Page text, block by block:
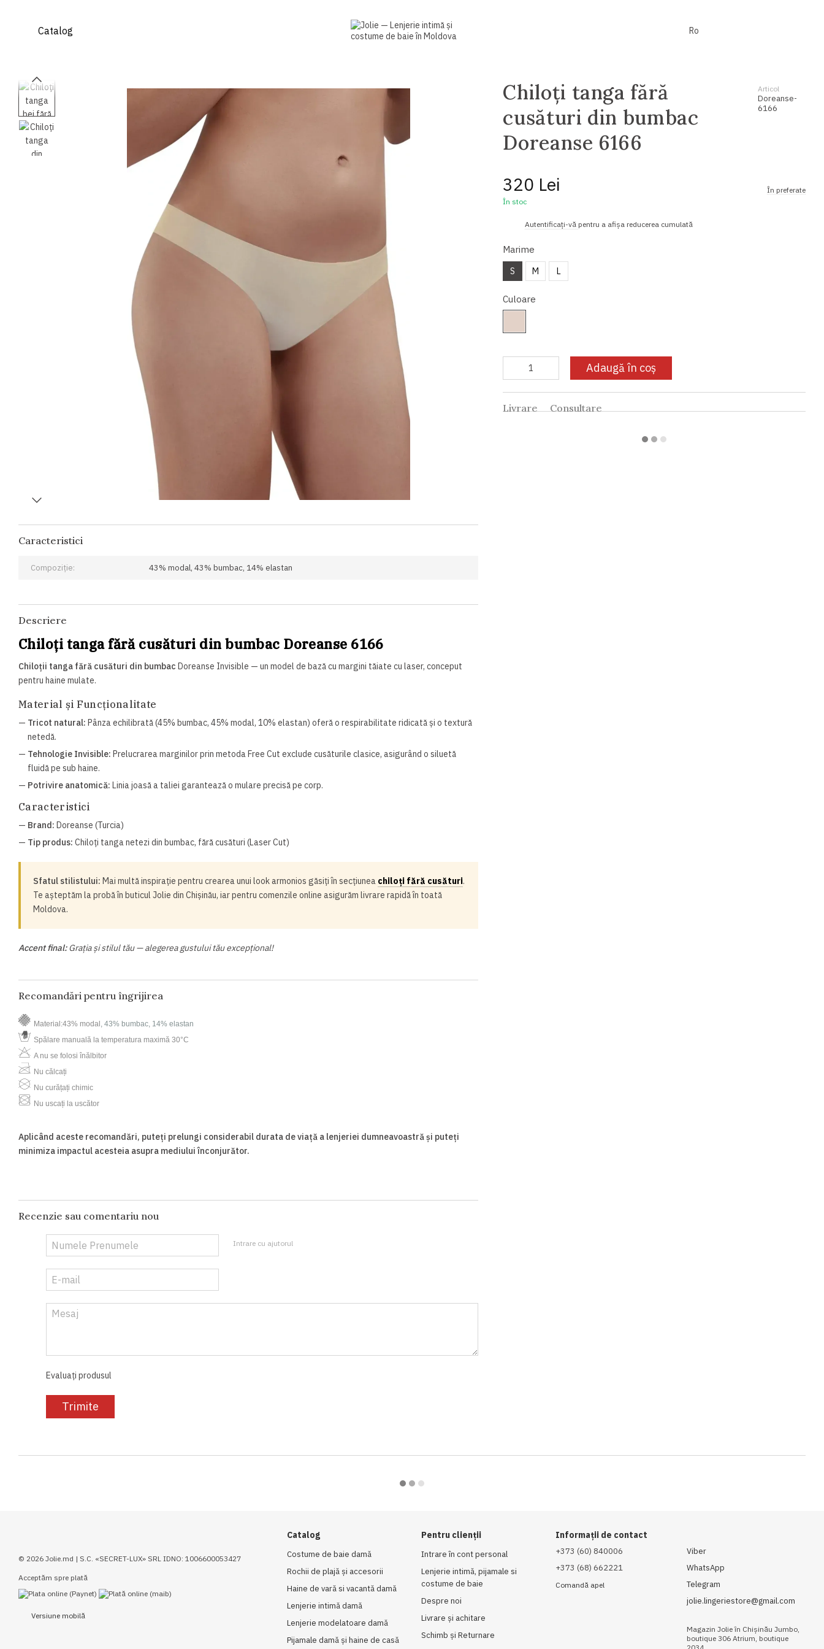
Catalog Ro
Caracteristici
Compoziție: 43% modal, 43% bumbac, 14% elastan
Descriere
Chiloți tanga fără cusături din bumbac Doreanse 6166
Chiloții tanga fără cusături din bumbac Doreanse Invisible — un model de bază cu margini tăiate cu laser, conceput
pentru haine mulate.
Material și Funcționalitate
— Tricot natural: Pânza echilibrată (45% bumbac, 45% modal, 10% elastan) oferă o respirabilitate ridicată și o textură
netedă.
— Tehnologie Invisible: Prelucrarea marginilor prin metoda Free Cut exclude cusăturile clasice, asigurând o siluetă
fluidă pe sub haine.
— Potrivire anatomică: Linia joasă a taliei garantează o mulare precisă pe corp.
Caracteristici
— Brand: Doreanse (Turcia)
— Tip produs: Chiloți tanga netezi din bumbac, fără cusături (Laser Cut)
Sfatul stilistului: Mai multă inspirație pentru crearea unui look armonios găsiți în secțiunea chiloți fără cusături.
Te așteptăm la probă în buticul Jolie din Chișinău, iar pentru comenzile online asigurăm livrare rapidă în toată
Moldova.
Accent final:Grația și stilul tău — alegerea gustului tău excepțional!
Recomandări pentru îngrijirea
Material:43% modal , 43% bumbac, 14% elastan
Spălare manuală la temperatura maximă 30°C
A nu se folosi înălbitor
Nu călcați
Nu curățați chimic
Nu uscați la uscător
Aplicând aceste recomandări, puteți prelungi considerabil durata de viață a lenjeriei dumneavoastră și puteți
minimiza impactul acesteia asupra mediului înconjurător.
Recenzie sau comentariu nou
Intrare cu ajutorul
Evaluați produsul
Trimite
Chiloți tanga fără
cusături din bumbac
Doreanse 6166
Articol
Doreanse-
6166
320 Lei
În stoc
În preferate
Autentificați-vă pentru a afișa reducerea cumulată
Marime
S M L
Culoare
Adaugă în coș
Livrare Consultare
© 2026 Jolie.md | S.C. «SECRET-LUX» SRL IDNO: 1006600053427
Acceptăm spre plată
Versiune mobilă
Catalog
Costume de baie damă
Rochii de plajă și accesorii
Haine de vară si vacantă damă
Lenjerie intimă damă
Lenjerie modelatoare damă
Pijamale damă și haine de casă
Pentru clienții
Intrare în cont personal
Lenjerie intimă, pijamale si
costume de baie
Despre noi
Livrare și achitare
Schimb și Returnare
Informații de contact
+373 (60) 840006
+373 (68) 662221
Comandă apel
Viber
WhatsApp
Telegram
jolie.lingeriestore@gmail.com
Magazin Jolie în Chișinău Jumbo,
boutique 306 Atrium, boutique